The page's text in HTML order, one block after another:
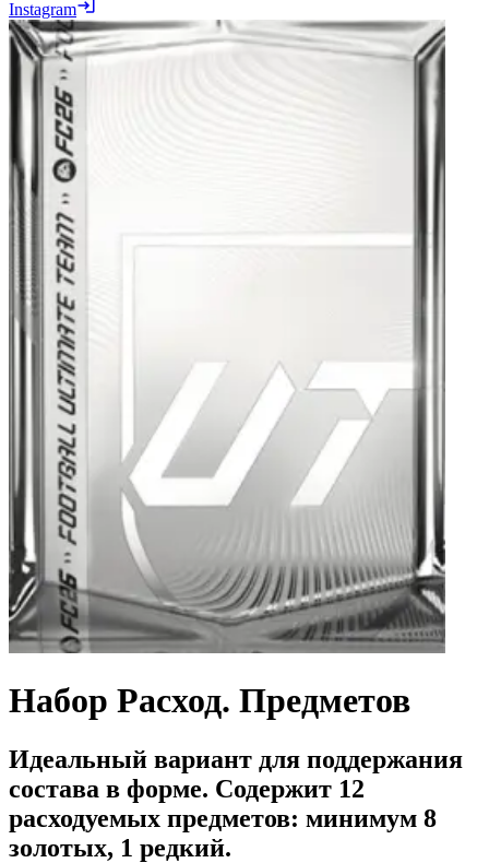
Instagram
Набор Расход. Предметов
Идеальный вариант для поддержания
состава в форме. Содержит 12
расходуемых предметов: минимум 8
золотых, 1 редкий.